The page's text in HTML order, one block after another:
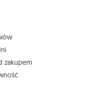
jej cofnięciem. W tym celu
klienta Mouton Interactive pod
zakupem